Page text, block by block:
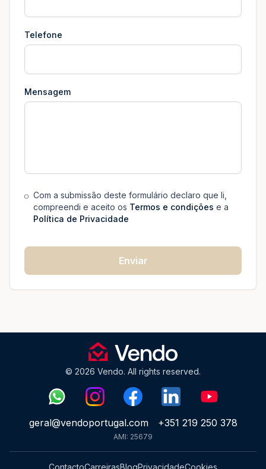
Telefone
Mensagem
Com a submissão deste formulário declaro que li,
compreendi e aceito os Termos e condições e a
Política de Privacidade
Enviar
© 2026 Vendo. All rights reserved.
geral@vendoportugal.com +351 219 250 378
AMI: 25679
ContactoCarreirasBlogPrivacidadeCookies